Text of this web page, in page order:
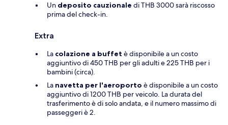
Un deposito cauzionale di THB 3000 sarà riscosso
prima del check-in.
Extra
La colazione a buffet è disponibile a un costo
aggiuntivo di 450 THB per gli adulti e 225 THB per i
bambini (circa).
La navetta per l'aeroporto è disponibile a un costo
aggiuntivo di 1200 THB per veicolo. La durata del
trasferimento è di solo andata, e il numero massimo di
passeggeri è 2.